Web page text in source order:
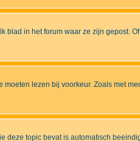
in het forum waar ze zijn gepost.
lezen bij voorkeur. Zoals met
topic bevat is automatisch